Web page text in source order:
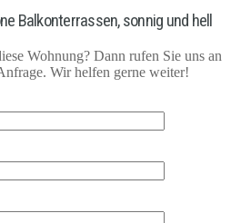
Balkonterrassen, sonnig und hell
Wohnung? Dann rufen Sie uns an
Wir helfen gerne weiter!